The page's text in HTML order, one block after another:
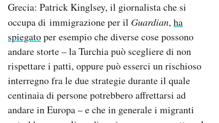
Grecia: Patrick Kinglsey, il giornalista che si
occupa di immigrazione per il Guardian, ha
spiegatoper esempio che diverse cose possono
andare storte – la Turchia può scegliere di non
rispettare i patti, oppure può esserci un rischioso
interregno fra le due strategie durante il quale
centinaia di persone potrebbero affrettarsi ad
andare in Europa – e che in generale i migranti